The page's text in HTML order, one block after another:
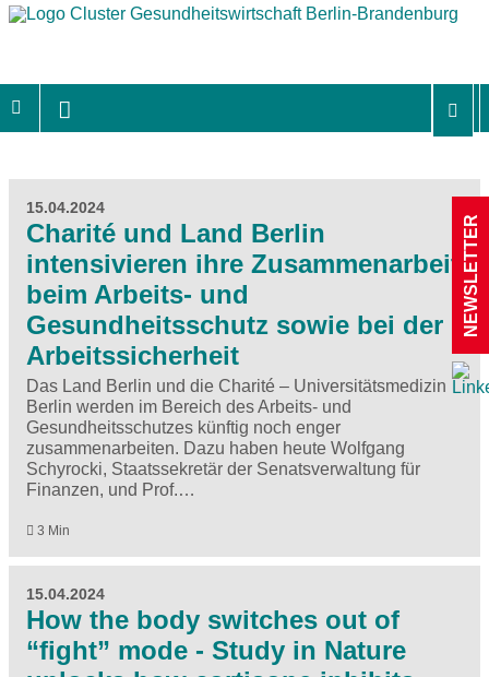
15.04.2024
Charité und Land Berlin
intensivieren ihre Zusammenarbeit
beim Arbeits- und
Gesundheitsschutz sowie bei der
Arbeitssicherheit
Das Land Berlin und die Charité – Universitätsmedizin
Berlin werden im Bereich des Arbeits- und
Gesundheitsschutzes künftig noch enger
zusammenarbeiten. Dazu haben heute Wolfgang
Schyrocki, Staatssekretär der Senatsverwaltung für
Finanzen, und Prof.…
3 Min
15.04.2024
How the body switches out of
“fight” mode - Study in Nature
NEWSLETTER